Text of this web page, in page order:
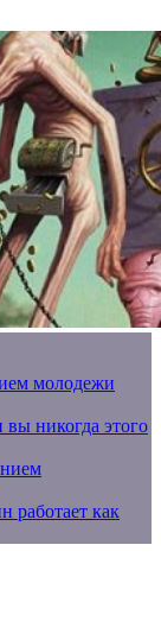
молодежи
вы никогда этого
работает как